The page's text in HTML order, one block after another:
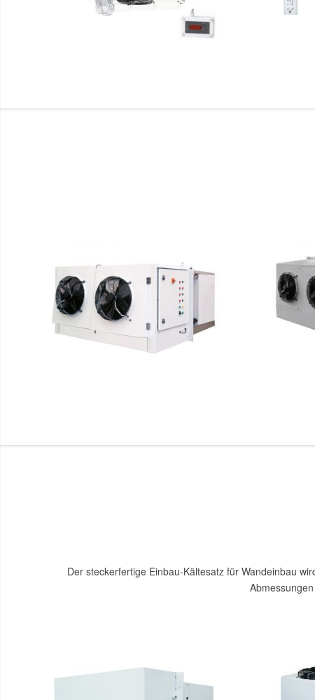
Der steckerfertige Einbau-Kältesatz für Wandeinbau